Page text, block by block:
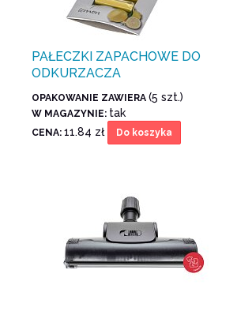
PAŁECZKI ZAPACHOWE DO
ODKURZACZA
OPAKOWANIE ZAWIERA(5 szt.)
W MAGAZYNIE: tak
CENA:11.84 zł Do koszyka